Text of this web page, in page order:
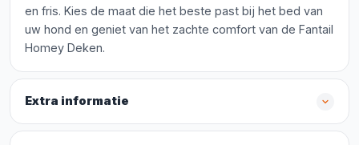
en fris. Kies de maat die het beste past bij het bed van
uw hond en geniet van het zachte comfort van de Fantail
Homey Deken.
Extra informatie